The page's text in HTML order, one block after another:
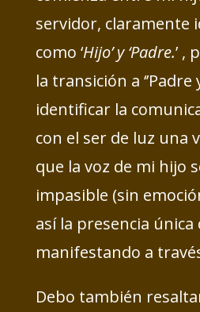
servidor, claramente
como ‘Hijo’ y ‘Padre.’ ,
la transición a
identificar la
con el ser de luz una
que la voz de mi hijo
impasible (sin
así la presencia única
manifestando a
Debo también